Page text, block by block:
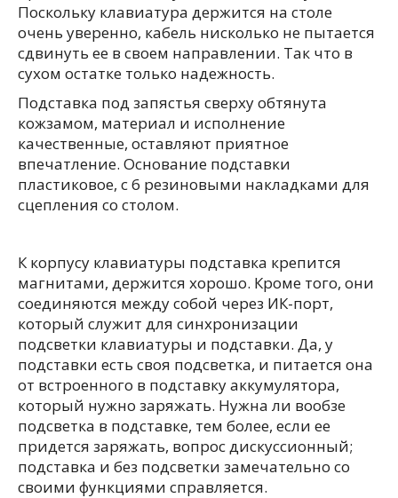
Поскольку клавиатура держится на столе
очень уверенно, кабель нисколько не пытается
сдвинуть ее в своем направлении. Так что в
сухом остатке только надежность.
Подставка под запястья сверху обтянута
кожзамом, материал и исполнение
качественные, оставляют приятное
впечатление. Основание подставки
пластиковое, с 6 резиновыми накладками для
сцепления со столом.
К корпусу клавиатуры подставка крепится
магнитами, держится хорошо. Кроме того, они
соединяются между собой через ИК-порт,
который служит для синхронизации
подсветки клавиатуры и подставки. Да, у
подставки есть своя подсветка, и питается она
от встроенного в подставку аккумулятора,
который нужно заряжать. Нужна ли вообзе
подсветка в подставке, тем более, если ее
придется заряжать, вопрос дискуссионный;
подставка и без подсветки замечательно со
своими функциями справляется.